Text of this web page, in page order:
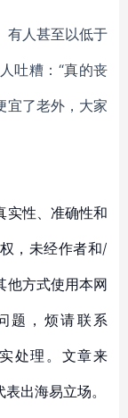
有人甚至以低于
吐糟： “真的丧
宜了老外，大家
实性、准确性和
，未经作者和/
他方式使用本网
题，烦请联系
处理。文章来
出海易立场。